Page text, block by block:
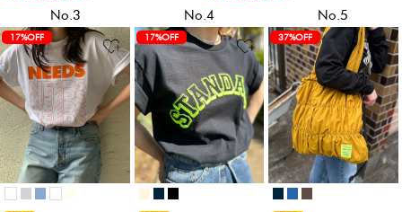
No.3
17%OFF
No.4
17%OFF
No.5
37%OFF